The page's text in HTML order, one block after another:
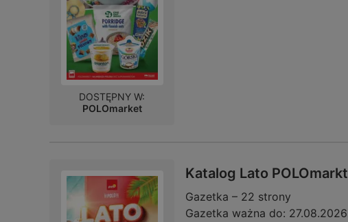
DOSTĘPNY W:
POLOmarket
Katalog Lato
Gazetka – 22 strony
Gazetka ważna do: 27.08.2026